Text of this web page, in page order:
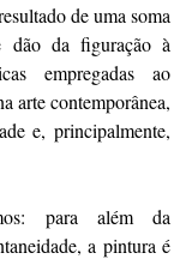
de uma soma
dão da figuração à
empregadas ao
arte contemporânea,
e, principalmente,
para além da
a pintura é